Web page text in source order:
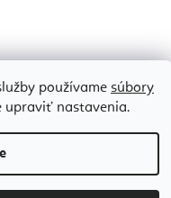
používame súbory
upraviť nastavenia.